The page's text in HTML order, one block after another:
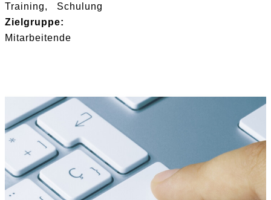
Training
Schulung
Zielgruppe:
Mitarbeitende